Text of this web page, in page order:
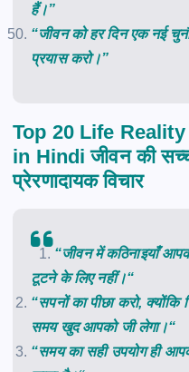
हैं।”
“जीवन को हर दिन एक नई
प्रयास करो।”
Top 20 Life
in Hindi जीवन की
प्रेरणादायक विचार
“जीवन में कठिनाइयाँ
टूटने के लिए नहीं।“
“सपनों का पीछा करो, क्योंकि
समय खुद आपको जी लेगा।“
“समय का सही उपयोग ही